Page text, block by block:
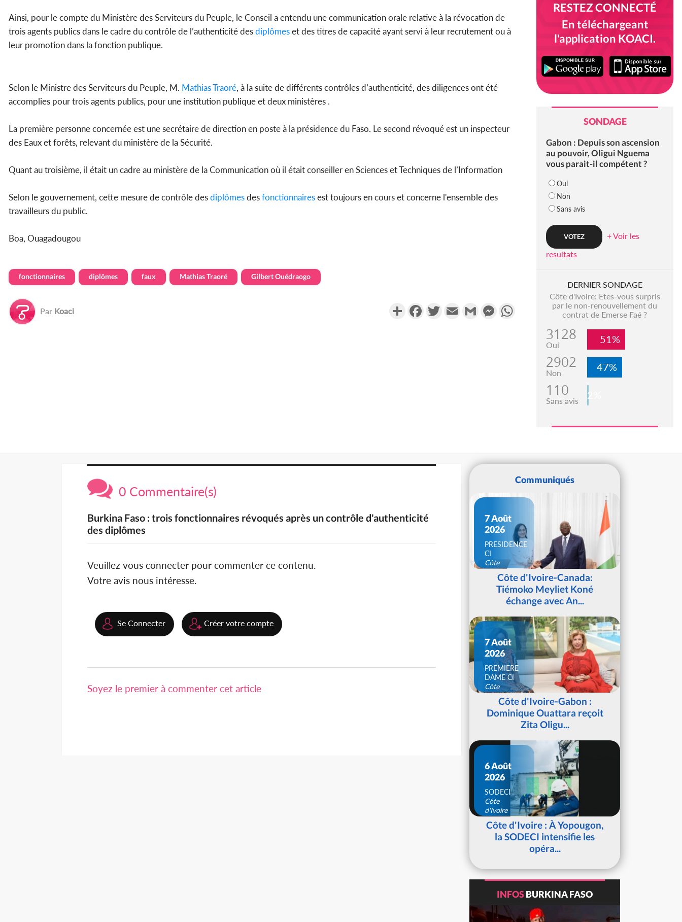
Ainsi, pour le compte du Ministère des Serviteurs du Peuple, le Conseil a entendu une communication orale relative à la révocation de
trois agents publics dans le cadre du contrôle de l’authenticité desdiplômeset des titres de capacité ayant servi à leur recrutement ou à
leur promotion dans la fonction publique.
Selon le Ministre des Serviteurs du Peuple, M. Mathias Traoré, à la suite de différents contrôles d’authenticité, des diligences ont été
accomplies pour trois agents publics, pour une institution publique et deux ministères .
La première personne concernée est une secrétaire de direction en poste à la présidence du Faso. Le second révoqué est un inspecteur
des Eaux et forêts, relevant du ministère de la Sécurité.
Quant au troisième, il était un cadre au ministère de la Communication où il était conseiller en Sciences et Techniques de l’Information
Selon le gouvernement, cette mesure de contrôle desdiplômesdesfonctionnairesest toujours en cours et concerne l'ensemble des
travailleurs du public.
Boa, Ouagadougou
fonctionnaires diplômes faux Mathias Traoré Gilbert Ouédraogo
Par Koaci PartagerFacebookTwitterEmail Gmail MessengerWhatsApp
RESTEZ CONNECTÉ
En téléchargeant
l'application KOACI.
SONDAGE
Gabon : Depuis son ascension
au pouvoir, Oligui Nguema
vous parait-il compétent ?
Oui
Non
Sans avis
+ Voir les
resultats
DERNIER SONDAGE
Côte d'Ivoire: Etes-vous surpris
par le non-renouvellement du
contrat de Emerse Faé ?
3128
Oui 51%
2902
Non 47%
110
Sans avis 2%
0 Commentaire(s)
Burkina Faso : trois fonctionnaires révoqués après un contrôle d'authenticité
des diplômes
Veuillez vous connecter pour commenter ce contenu.
Votre avis nous intéresse.
Se Connecter Créer votre compte
Soyez le premier à commenter cet article
Communiqués
7 Août
2026
PRESIDENCE
CI
Côte
d'IvoireCôte d'Ivoire-Canada:
Tiémoko Meyliet Koné
échange avec An...
7 Août
2026
PREMIERE
DAME CI
Côte
d'IvoireCôte d'Ivoire-Gabon :
Dominique Ouattara reçoit
Zita Oligu...
6 Août
2026
SODECI
Côte
d'Ivoire
Côte d'Ivoire : À Yopougon,
la SODECI intensifie les
opéra...
INFOSBURKINA FASO